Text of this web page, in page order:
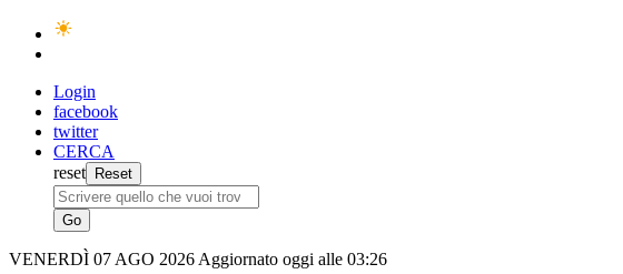
Login
facebook
twitter
CERCA
reset
VENERDÌ 07 AGO 2026 Aggiornato oggi alle 03:26